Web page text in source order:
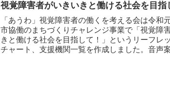
視覚障害者がいきいきと働ける社会を目指
「あうわ」視覚障害者の働くを考える会は令和
市協働のまちづくりチャレンジ事業で「視覚障
きと働ける社会を目指して！」というリーフレ
チャート、支援機関一覧を作成しました。音声